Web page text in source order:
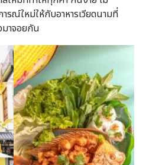
ารณ์ใหม่ให้กับอาหารเวียดนามที่
มาจอยกัน